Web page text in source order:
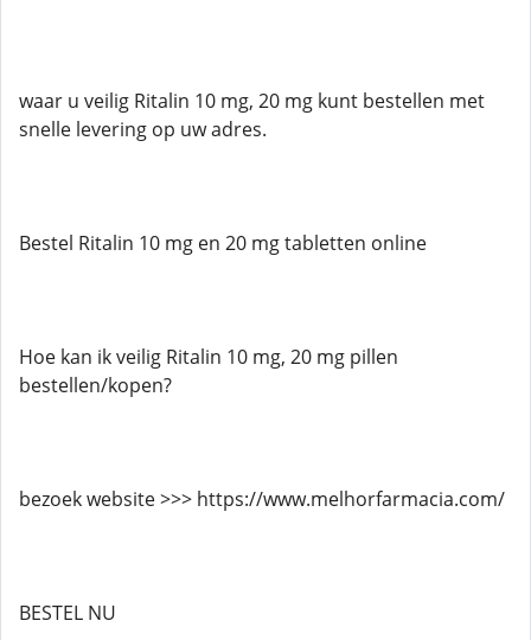
waar u veilig Ritalin 10 mg, 20 mg kunt bestellen met
snelle levering op uw adres.
Bestel Ritalin 10 mg en 20 mg tabletten online
Hoe kan ik veilig Ritalin 10 mg, 20 mg pillen
bestellen/kopen?
bezoek website >>> https://www.melhorfarmacia.com/
BESTEL NU